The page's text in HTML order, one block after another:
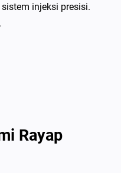
injeksi presisi.
Rayap